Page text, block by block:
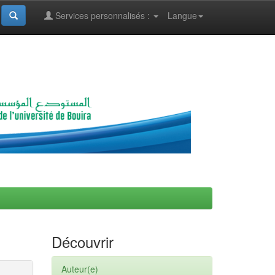
Langue
Services personnalisés :
Découvrir
Auteur(e)